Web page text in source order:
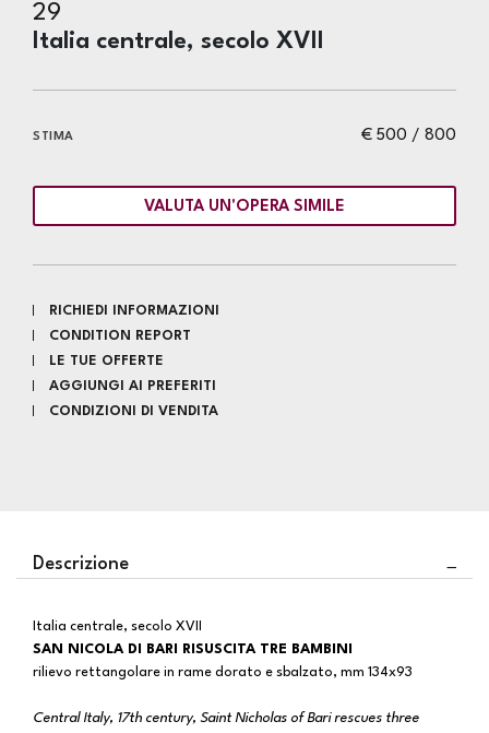
29
Italia centrale, secolo XVII
€ 500 / 800
STIMA
VALUTA UN'OPERA SIMILE
RICHIEDI INFORMAZIONI
CONDITION REPORT
LE TUE OFFERTE
AGGIUNGI AI PREFERITI
CONDIZIONI DI VENDITA
Descrizione
Italia centrale, secolo XVII
SAN NICOLA DI BARI RISUSCITA TRE BAMBINI
rilievo rettangolare in rame dorato e sbalzato, mm 134x93
Central Italy, 17th century, Saint Nicholas of Bari rescues three